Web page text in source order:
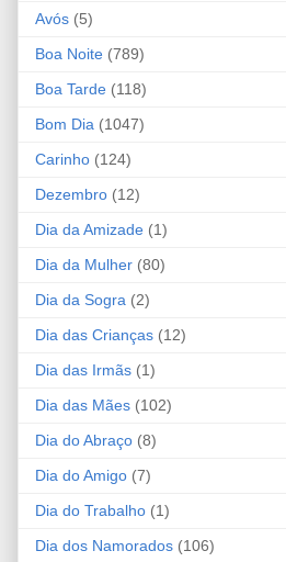
Avós (5)
Boa Noite (789)
Boa Tarde (118)
Bom Dia (1047)
Carinho (124)
Dezembro (12)
Dia da Amizade (1)
Dia da Mulher (80)
Dia da Sogra (2)
Dia das Crianças (12)
Dia das Irmãs (1)
Dia das Mães (102)
Dia do Abraço (8)
Dia do Amigo (7)
Dia do Trabalho (1)
Dia dos Namorados (106)